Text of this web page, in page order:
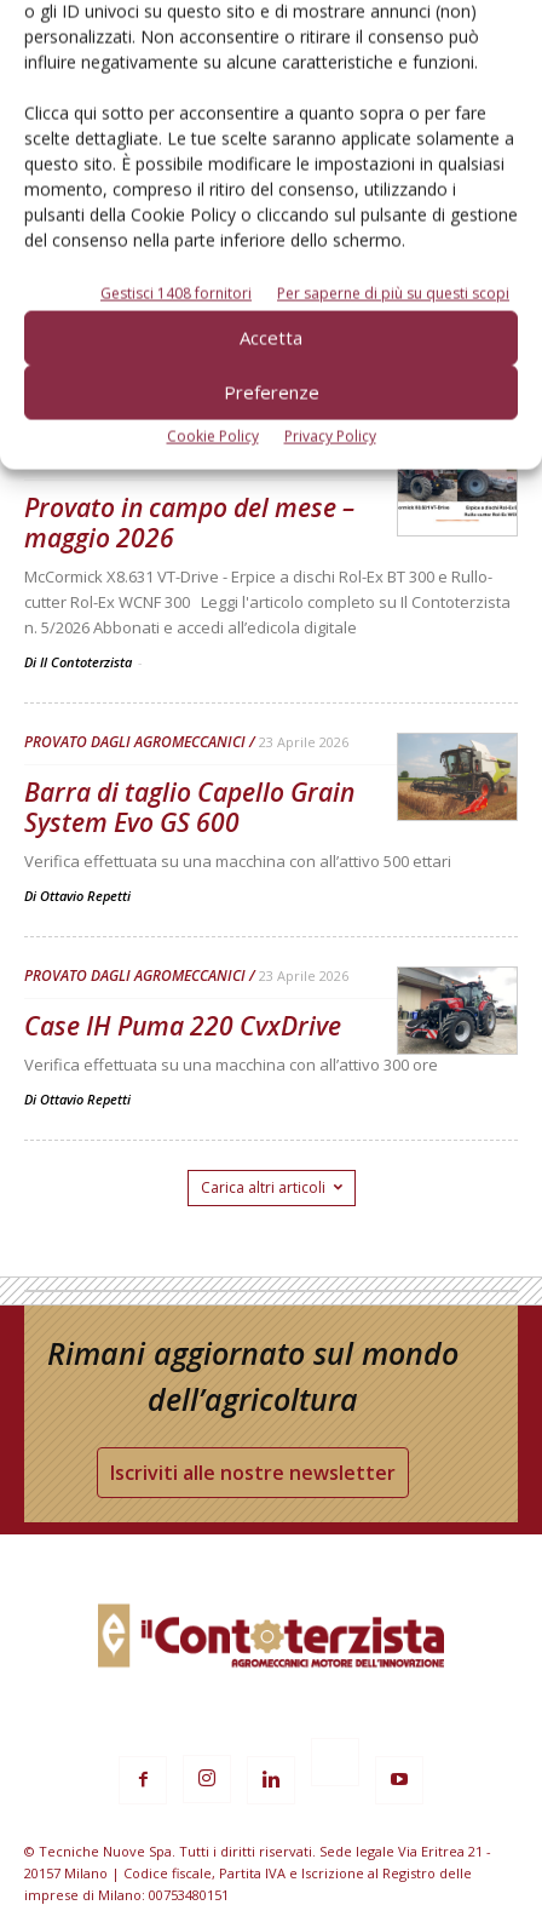
o gli ID univoci su questo sito e di mostrare annunci (non)
personalizzati. Non acconsentire o ritirare il consenso può
influire negativamente su alcune caratteristiche e funzioni.
Clicca qui sotto per acconsentire a quanto sopra o per fare
scelte dettagliate. Le tue scelte saranno applicate solamente a
questo sito. È possibile modificare le impostazioni in qualsiasi
momento, compreso il ritiro del consenso, utilizzando i
pulsanti della Cookie Policy o cliccando sul pulsante di gestione
del consenso nella parte inferiore dello schermo.
Gestisci 1408 fornitori Per saperne di più su questi scopi
Accetta
Preferenze
Cookie Policy Privacy Policy
PROVATO DAGLI AGROMECCANICI 25 Maggio 2026
McCormick X8.631 VT-Drive
Verifica effettuata su una macchina con all’attivo 300 ore
Di Ottavio Repetti -
PROVATO DAGLI AGROMECCANICI 25 Maggio 2026
rullo-cutter Rol-Ex WCNF 300
Verifica effettuata su una macchina con all’attivo una stagione
Di Ottavio Repetti
Provato in campo del mese –
maggio 2026
McCormick X8.631 VT-Drive - Erpice a dischi Rol-Ex BT 300 e Rullo-
cutter Rol-Ex WCNF 300 Leggi l'articolo completo su Il Contoterzista
n. 5/2026 Abbonati e accedi all’edicola digitale
Di Il Contoterzista -
PROVATO DAGLI AGROMECCANICI 23 Aprile 2026
Barra di taglio Capello Grain
System Evo GS 600
Verifica effettuata su una macchina con all’attivo 500 ettari
Di Ottavio Repetti
PROVATO DAGLI AGROMECCANICI 23 Aprile 2026
Case IH Puma 220 CvxDrive
Verifica effettuata su una macchina con all’attivo 300 ore
Di Ottavio Repetti
Carica altri articoli
Rimani aggiornato sul mondo
dell’agricoltura
Iscriviti alle nostre newsletter
© Tecniche Nuove Spa. Tutti i diritti riservati. Sede legale Via Eritrea 21 -
20157 Milano | Codice fiscale, Partita IVA e Iscrizione al Registro delle
imprese di Milano: 00753480151